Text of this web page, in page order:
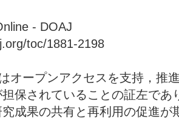
- DOAJ
toc/1881-2198
オープンアクセスを支持，推
保されていることの証左であ
成果の共有と再利用の促進が